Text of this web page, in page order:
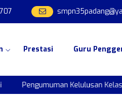
Prestasi Guru
Pengumuman Kelulusan Kelas